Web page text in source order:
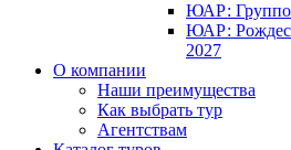
ЮАР:
ЮАР:
2027
О компании
Наши преимущества
Как выбрать тур
Агентствам